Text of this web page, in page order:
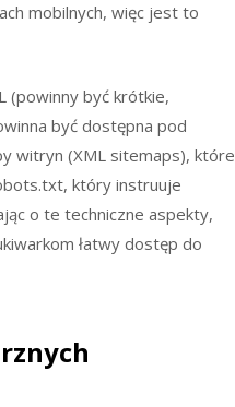
mobilnych, więc jest to
(powinny być krótkie,
być dostępna pod
witryn (XML sitemaps), które
który instruuje
o te techniczne aspekty,
łatwy dostęp do